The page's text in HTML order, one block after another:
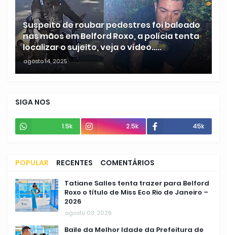
Suspeito de roubar pedestres foi baleado
nas mãos em Belford Roxo, a polícia tenta
localizar o sujeito, veja o vídeo.....
agosto 14, 2025
SIGA NOS
1.5k 2.5k 45k
POPULAR RECENTES COMENTÁRIOS
Tatiane Salles tenta trazer para Belford
Roxo o título de Miss Eco Rio de Janeiro –
2026
agosto 03, 2026
Baile da Melhor Idade da Prefeitura de